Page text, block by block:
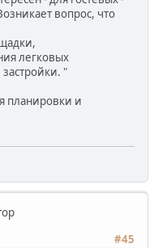
вопрос, что
легковых
"
планировки и
#45